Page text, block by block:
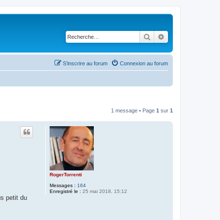
Rechercher
Connexion au forum
S’inscrire au forum
1 message • Page 1 sur 1
RogerTorrenti
Messages : 164
Enregistré le : 25 mai 2018, 15:12
petit du